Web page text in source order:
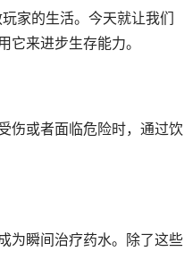
家的生活。今天就让我们
来进步生存能力。
伤或者面临危险时，通过饮
为瞬间治疗药水。除了这些